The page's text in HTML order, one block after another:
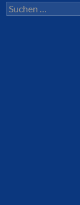
Suchen
nach: